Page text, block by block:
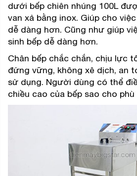
dưới bếp chiên nhúng 100L
van xả bằng inox. Giúp cho
dễ dàng hơn. Cũng như giúp
sinh bếp dễ dàng hơn.
Chân bếp chắc chắn, chịu lực
đứng vững, không xê dịch, an
sử dụng. Người dùng có thể
chiều cao của bếp sao cho phù